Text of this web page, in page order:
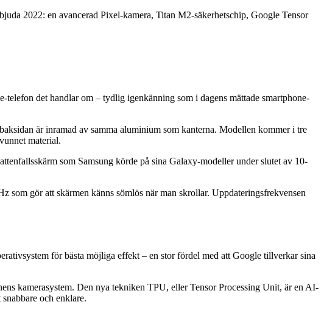
2022: en avancerad Pixel-kamera, Titan M2-säkerhetschip, Google Tensor
det handlar om – tydlig igenkänning som i dagens mättade smartphone-
är inramad av samma aluminium som kanterna. Modellen kommer i tre
material.
som Samsung körde på sina Galaxy-modeller under slutet av 10-
som gör att skärmen känns sömlös när man skrollar. Uppdateringsfrekvensen
för bästa möjliga effekt – en stor fördel med att Google tillverkar sina
kamerasystem. Den nya tekniken TPU, eller Tensor Processing Unit, är en AI-
och enklare.